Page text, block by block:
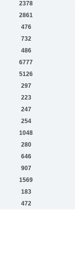
2378
2861
476
732
486
6777
5126
297
223
247
254
1048
280
646
907
1569
183
472